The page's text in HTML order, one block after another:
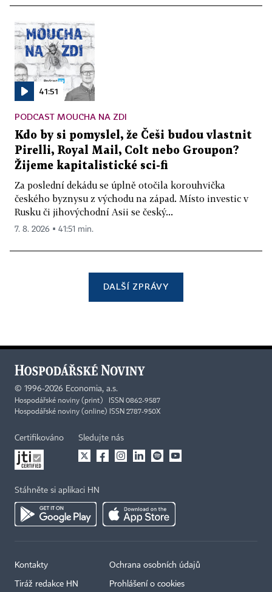
41:51
PODCAST MOUCHA NA ZDI
Kdo by si pomyslel, že Češi budou vlastnit
Pirelli, Royal Mail, Colt nebo Groupon?
Žijeme kapitalistické sci-fi
Za poslední dekádu se úplně otočila korouhvička
českého byznysu z východu na západ. Místo investic v
Rusku či jihovýchodní Asii se český...
7. 8. 2026 ▪ 41:51 min.
DALŠÍ ZPRÁVY
© 1996-2026 Economia, a.s.
Hospodářské noviny (print) ISSN 0862-9587
Hospodářské noviny (online) ISSN 2787-950X
Certifikováno Sledujte nás
Stáhněte si aplikaci HN
Kontakty
Tiráž redakce HN
Ochrana osobních údajů
Prohlášení o cookies